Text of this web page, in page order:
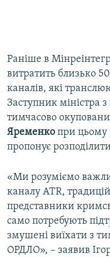
Раніше в
витратить близько
каналів, які
Заступник міністра з
тимчасово
Яременко при цьому
пропонує
«Ми розуміємо
каналу ATR,
представники
само потребують
змушені виїхати з
ОРДЛО», – заявив